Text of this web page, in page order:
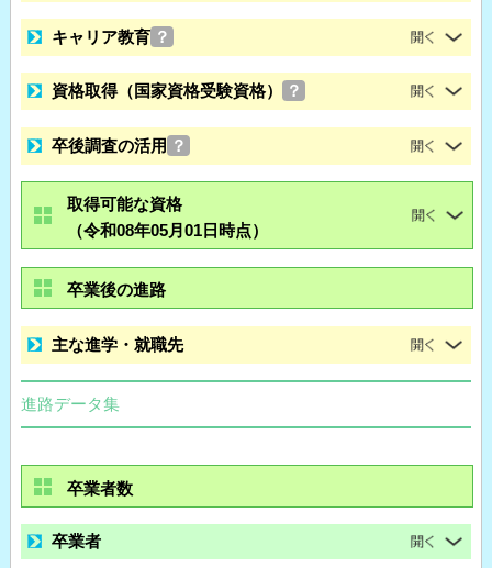
キャリア教育 ？
資格取得（国家資格受験資格） ？
卒後調査の活用 ？
取得可能な資格
（令和08年05月01日時点）
卒業後の進路
主な進学・就職先
進路データ集
卒業者数
卒業者